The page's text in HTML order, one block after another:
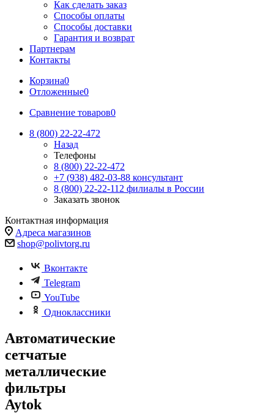
Как сделать заказ
Способы оплаты
Способы доставки
Гарантия и возврат
Партнерам
Контакты
Корзина0
Отложенные0
Сравнение товаров0
8 (800) 22-22-472
Назад
Телефоны
8 (800) 22-22-472
+7 (938) 482-03-88 консультант
8 (800) 22-22-112 филиалы в России
Заказать звонок
Контактная информация
Адреса магазинов
shop@polivtorg.ru
Вконтакте
Telegram
YouTube
Одноклассники
Автоматические
сетчатые
металлические
фильтры
Aytok